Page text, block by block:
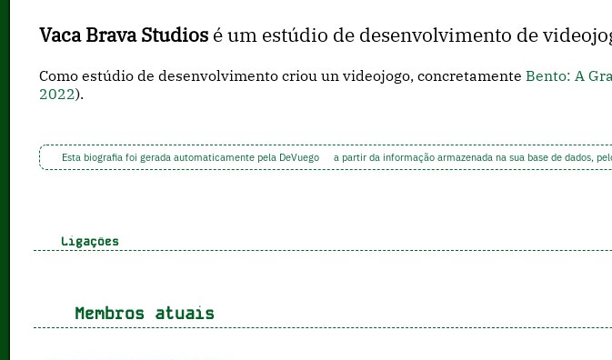
Vaca Brava Studios é um estúdio de desenvolvimento de
Como estúdio de desenvolvimento criou un videojogo, concretamenteBento: A
2022).
Esta biografia foi gerada automaticamente pela DeVuego a partir da informação armazenada na sua base de dados,
Ligações
Membros atuais